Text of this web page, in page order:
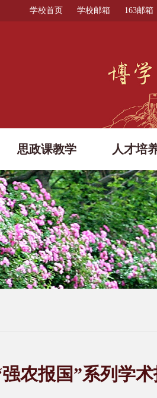
学校首页 学校邮箱 163邮箱
思政课教学 人才培
农报国”系列学